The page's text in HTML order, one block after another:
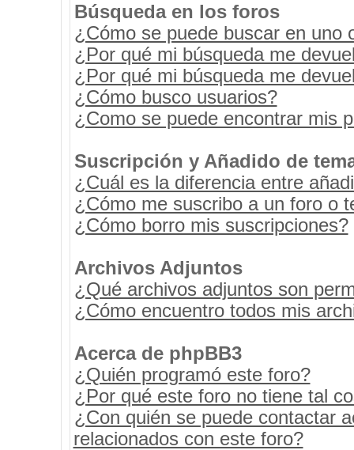
Búsqueda en los foros
¿Cómo se puede buscar en uno
¿Por qué mi búsqueda me
¿Por qué mi búsqueda me
¿Cómo busco usuarios?
¿Como se puede encontrar mis
Suscripción y Añadido de
¿Cuál es la diferencia entre
¿Cómo me suscribo a un foro o
¿Cómo borro mis suscripciones?
Archivos Adjuntos
¿Qué archivos adjuntos son
¿Cómo encuentro todos mis
Acerca de phpBB3
¿Quién programó este foro?
¿Por qué este foro no tiene tal
¿Con quién se puede contactar
relacionados con este foro?